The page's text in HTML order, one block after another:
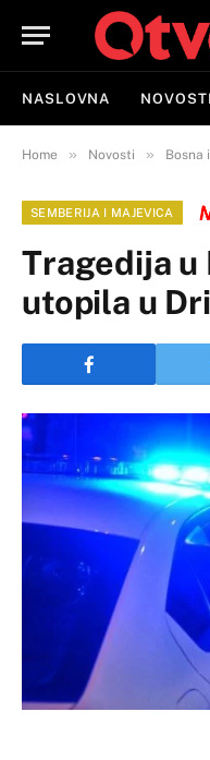
NASLOVNA NOVOSTI
Home » Novosti » Bosna
SEMBERIJA I MAJEVICA
Tragedija u
utopila u